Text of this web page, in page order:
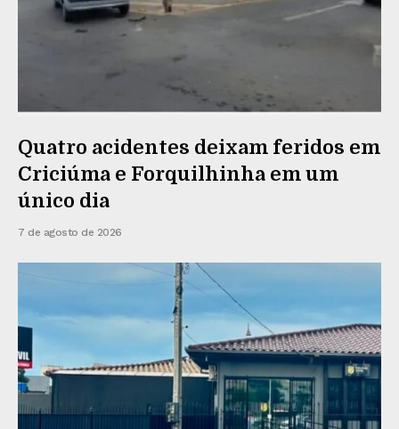
Quatro acidentes deixam feridos em
Criciúma e Forquilhinha em um
único dia
7 de agosto de 2026